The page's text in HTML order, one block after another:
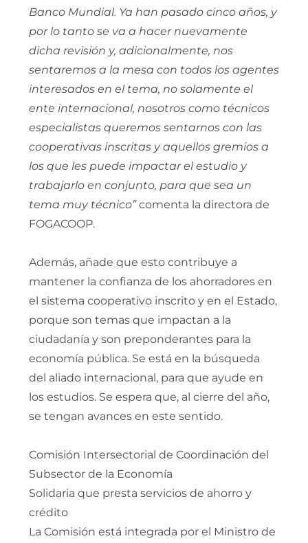
Banco Mundial. Ya han pasado cinco años, y
por lo tanto se va a hacer nuevamente
dicha revisión y, adicionalmente, nos
sentaremos a la mesa con todos los agentes
interesados en el tema, no solamente el
ente internacional, nosotros como técnicos
especialistas queremos sentarnos con las
cooperativas inscritas y aquellos gremios a
los que les puede impactar el estudio y
trabajarlo en conjunto, para que sea un
tema muy técnico”comenta la directora de
FOGACOOP.
Además, añade que esto contribuye a
mantener la confianza de los ahorradores en
el sistema cooperativo inscrito y en el Estado,
porque son temas que impactan a la
ciudadanía y son preponderantes para la
economía pública. Se está en la búsqueda
del aliado internacional, para que ayude en
los estudios. Se espera que, al cierre del año,
se tengan avances en este sentido.
Comisión Intersectorial de Coordinación del
Subsector de la Economía
Solidaria que presta servicios de ahorro y
crédito
La Comisión está integrada por el Ministro de